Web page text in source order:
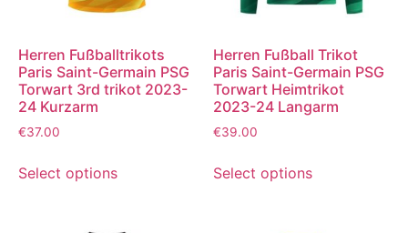
Herren Fußballtrikots
Paris Saint-Germain PSG
Torwart 3rd trikot 2023-
24 Kurzarm
€37.00
Select options
Herren Fußball Trikot
Paris Saint-Germain PSG
Torwart Heimtrikot
2023-24 Langarm
€39.00
Select options